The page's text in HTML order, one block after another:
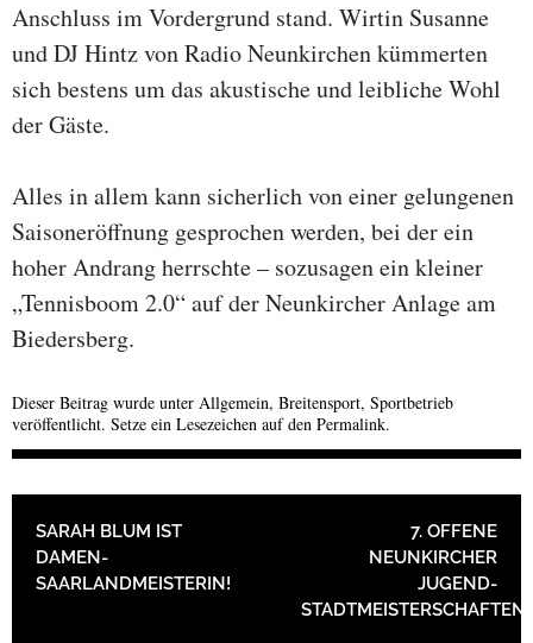
Anschluss im Vordergrund stand. Wirtin Susanne
und DJ Hintz von Radio Neunkirchen kümmerten
sich bestens um das akustische und leibliche Wohl
der Gäste.
Alles in allem kann sicherlich von einer gelungenen
Saisoneröffnung gesprochen werden, bei der ein
hoher Andrang herrschte – sozusagen ein kleiner
„Tennisboom 2.0“ auf der Neunkircher Anlage am
Biedersberg.
Dieser Beitrag wurde unter Allgemein, Breitensport, Sportbetrieb
veröffentlicht. Setze ein Lesezeichen auf den Permalink.
BEITRAGSNAVIGATION
SARAH BLUM IST
DAMEN-
SAARLANDMEISTERIN!
7. OFFENE
NEUNKIRCHER
JUGEND-
STADTMEISTERSCHAFTEN